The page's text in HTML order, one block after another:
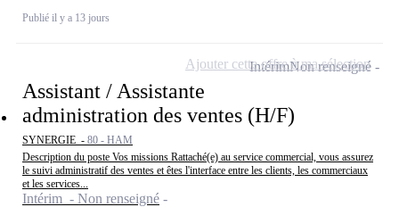
Publié il y a 13 jours
Assistant / Assistante
administration des ventes (H/F)
SYNERGIE - 80 - HAM
Description du poste Vos missions Rattaché(e) au service commercial, vous assurez
le suivi administratif des ventes et êtes l'interface entre les clients, les commerciaux
et les services...
Intérim - Non renseigné
IntérimNon renseigné
Ajouter cette offre à ma sélection